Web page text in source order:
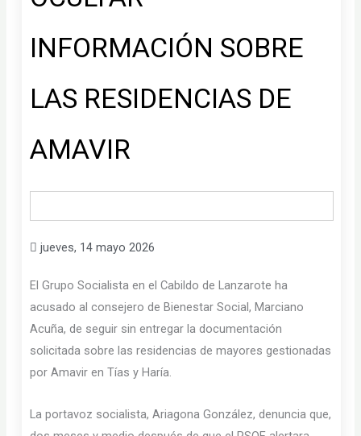
INFORMACIÓN SOBRE
LAS RESIDENCIAS DE
AMAVIR
jueves, 14 mayo 2026
El Grupo Socialista en el Cabildo de Lanzarote ha
acusado al consejero de Bienestar Social, Marciano
Acuña, de seguir sin entregar la documentación
solicitada sobre las residencias de mayores gestionadas
por Amavir en Tías y Haría.
La portavoz socialista, Ariagona González, denuncia que,